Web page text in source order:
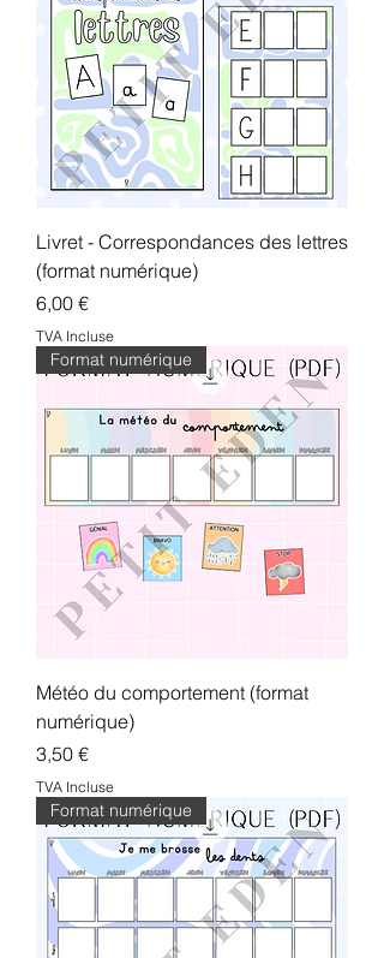
Livret - Correspondances des lettres
(format numérique)
Prix
6,00 €
TVA Incluse
Format numérique
Météo du comportement (format
numérique)
Prix
3,50 €
TVA Incluse
Format numérique